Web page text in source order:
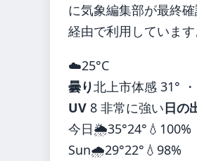
に気象編集部が最終
経由で利用しています
☁️25°C
曇り北上市体感 31°
UV 8 非常に強い日の
今日🌦️35°24° 💧100%
Sun🌧️29°22° 💧98%